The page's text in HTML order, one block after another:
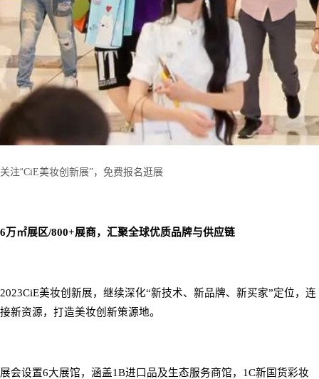
关注“CiE美妆创新展”，免费报名逛展
6万㎡展区/800+展商，汇聚全球优质品牌与供应链
2023CiE美妆创新展，继续深化“新技术、新品牌、新买家”定位，连
接新资源，打造美妆创新策源地。
展会设置6大展馆，涵盖1B进口品及生态服务商馆， 1C新国货彩妆